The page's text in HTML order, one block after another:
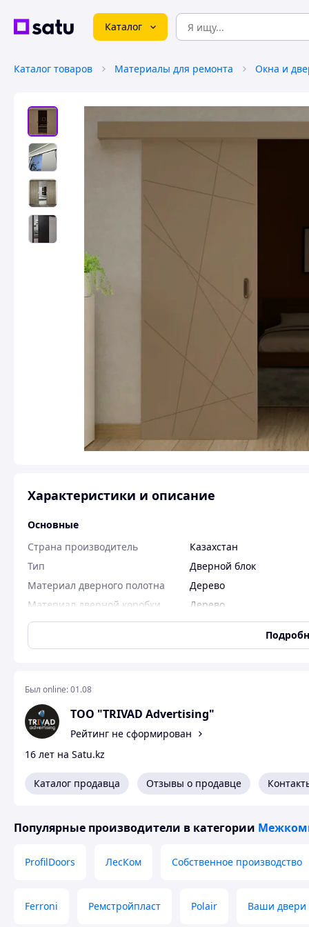
Каталог
Каталог товаров Материалы для ремонта Окна и
Характеристики и описание
Основные
Страна производитель
Казахстан
Тип
Дверной блок
Материал дверного полотна
Дерево
Материал дверной коробки
Дерево
Порода дерева
Сосна
Тип открывания двери
Конструктивные особенности
Отделка поверхности
межкомнатной двери
Грунт
Цвет
Состояние
Новое
Наличие ручки
Количество замков
1 шт
Был online:01.08
ТОО "TRIVAD Advertising"
Рейтинг не сформирован
16 лет на Satu.kz
Каталог продавца Отзывы о продавце
Популярные производители в категории
ProfilDoors ЛесКом Собственное производство
Ferroni Ремстройпласт Polair Ваши двери